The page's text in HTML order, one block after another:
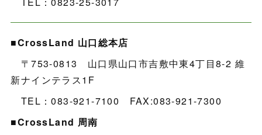
■CrossLand 山口総本店
〒753-0813 山口県山口市吉敷中東4丁目8-2 維
新ナインテラス1F
TEL：083-921-7100 FAX:083-921-7300
■CrossLand 周南